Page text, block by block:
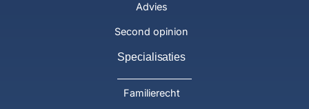
Advies
Second opinion
Specialisaties
Familierecht